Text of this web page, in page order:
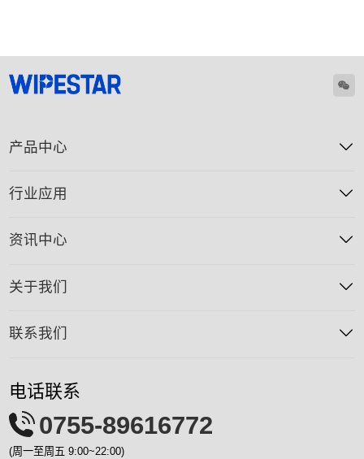
产品中心
行业应用
资讯中心
关于我们
联系我们
电话联系
0755-89616772
(周一至周五 9:00~22:00)